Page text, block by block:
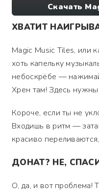
Скачать
ХВАТИТ
Magic Music Tiles, или
хоть капельку
небоскрёбе —
Хрен там! Здесь
Короче, если ты не
Входишь в ритм —
красиво
ДОНАТ? НЕ,
О, да, и вот проблема!